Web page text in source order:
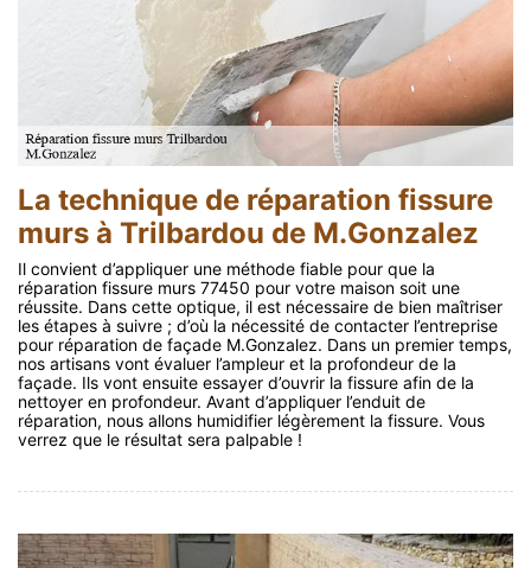
La technique de réparation fissure
murs à Trilbardou de M.Gonzalez
Il convient d’appliquer une méthode fiable pour que la
réparation fissure murs 77450 pour votre maison soit une
réussite. Dans cette optique, il est nécessaire de bien maîtriser
les étapes à suivre ; d’où la nécessité de contacter l’entreprise
pour réparation de façade M.Gonzalez. Dans un premier temps,
nos artisans vont évaluer l’ampleur et la profondeur de la
façade. Ils vont ensuite essayer d’ouvrir la fissure afin de la
nettoyer en profondeur. Avant d’appliquer l’enduit de
réparation, nous allons humidifier légèrement la fissure. Vous
verrez que le résultat sera palpable !